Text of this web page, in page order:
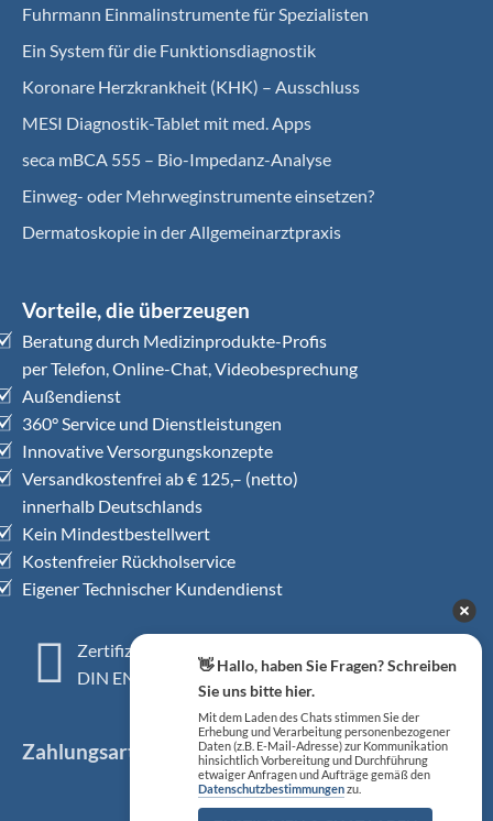
Fuhrmann Einmalinstrumente für Spezialisten
Ein System für die Funktionsdiagnostik
Koro­nare Herz­krank­heit (KHK) – Ausschluss
MESI Diagnostik-Tablet mit med. Apps
seca mBCA 555 – Bio-Impedanz-Analyse
Einweg- oder Mehrweginstrumente einsetzen?
Dermatoskopie in der Allgemeinarztpraxis
Vorteile, die überzeugen
Beratung durch Medizinprodukte-Profis
per Telefon, Online-Chat, Videobesprechung
Außendienst
360° Service und Dienstleistungen
Innovative Versorgungskonzepte
Versandkostenfrei ab € 125,– (netto)
innerhalb Deutschlands
Kein Mindestbestellwert
Kostenfreier Rückholservice
Eigener Technischer Kundendienst
Zertifiziertes QM-System
DIN EN ISO 13485
Zahlungsarten
👋 Hallo, haben Sie Fragen? Schreiben
Sie uns bitte hier.
Mit dem Laden des Chats stimmen Sie der
Erhebung und Verarbeitung personenbezogener
Daten (z.B. E-Mail-Adresse) zur Kommunikation
hinsichtlich Vorbereitung und Durchführung
etwaiger Anfragen und Aufträge gemäß den
Datenschutzbestimmungenzu.